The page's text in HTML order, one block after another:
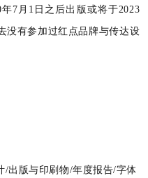
7月1日之后出版或将于2023
没有参加过红点品牌与传达设
/出版与印刷物/年度报告/字体